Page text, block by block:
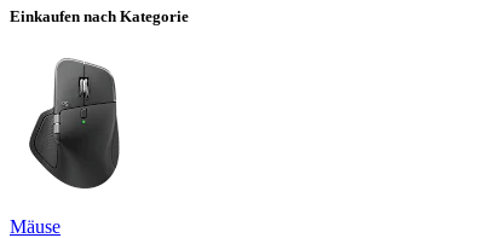
Einkaufen nach Kategorie
Mäuse